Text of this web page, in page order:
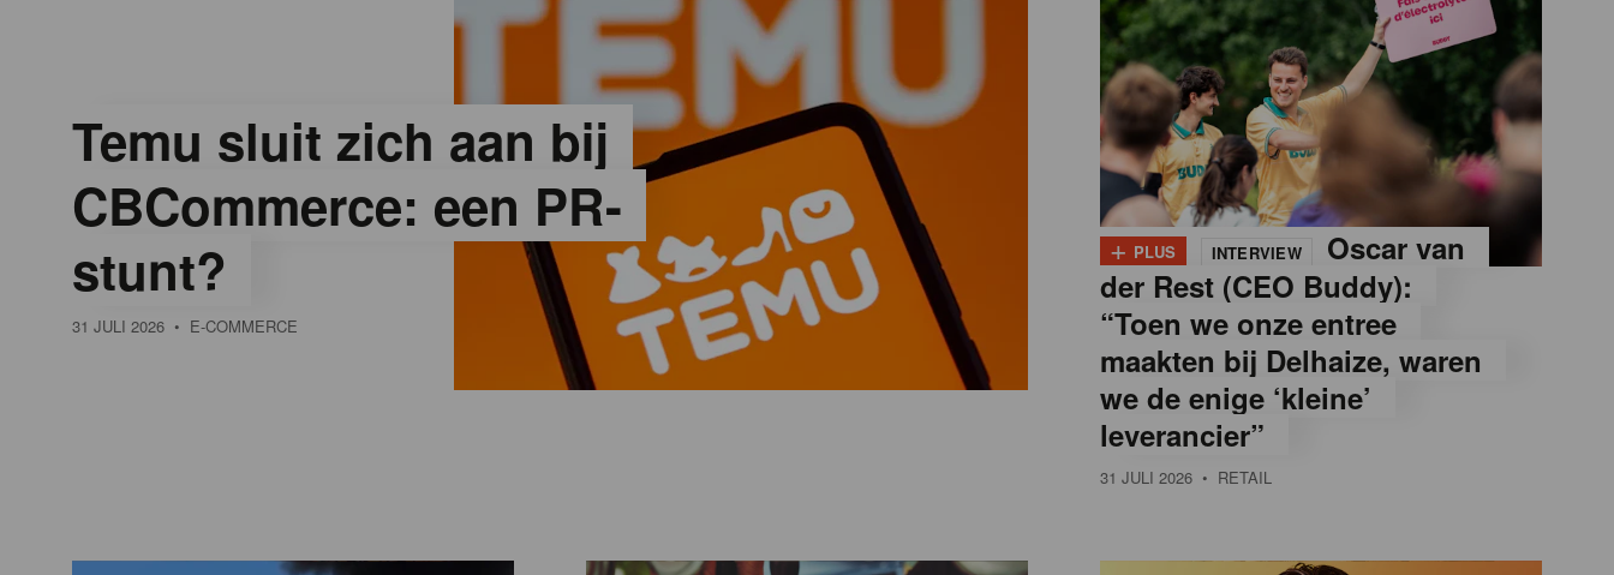
Temu sluit zich aan bij
CBCommerce: een PR-
stunt?
31 JULI 2026 • E-COMMERCE
+ PLUS INTERVIEW
Oscar van
der Rest (CEO Buddy):
“Toen we onze entree
maakten bij Delhaize, waren
we de enige ‘kleine’
leverancier”
31 JULI 2026 • RETAIL